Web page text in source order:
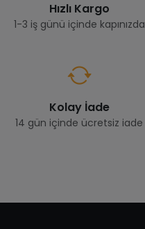
Hızlı Kargo
1-3 iş günü içinde kapınızda
Kolay İade
14 gün içinde ücretsiz iade